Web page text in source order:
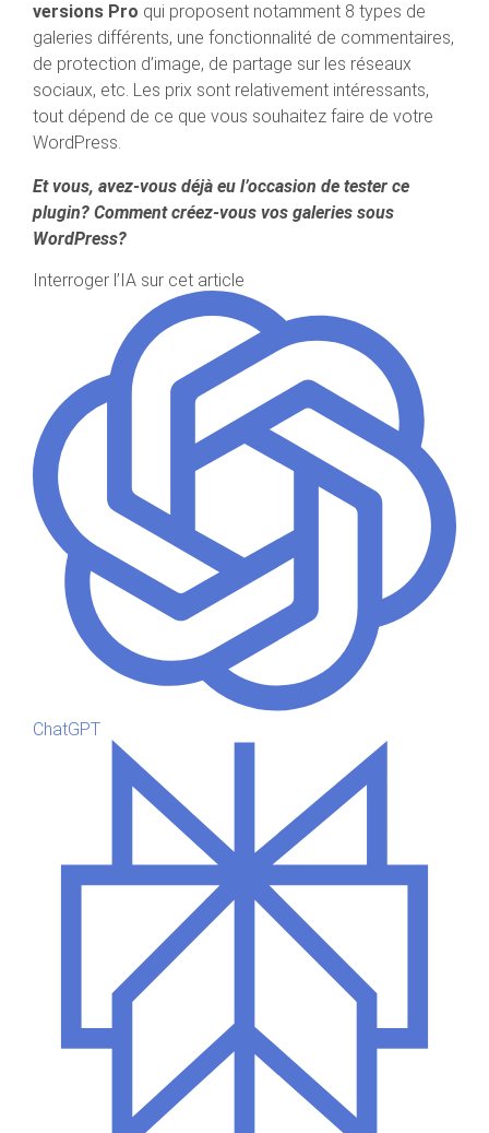
versions Pro qui proposent notamment 8 types de
galeries différents, une fonctionnalité de commentaires,
de protection d’image, de partage sur les réseaux
sociaux, etc. Les prix sont relativement intéressants,
tout dépend de ce que vous souhaitez faire de votre
WordPress.
Et vous, avez-vous déjà eu l’occasion de tester ce
plugin? Comment créez-vous vos galeries sous
WordPress?
Interroger l’IA sur cet article
ChatGPT